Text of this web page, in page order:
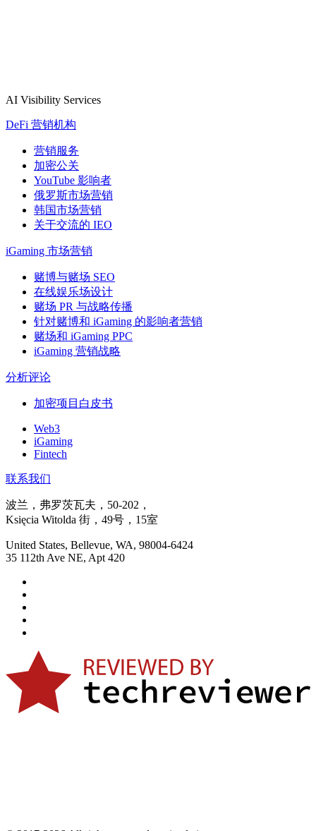
AI Visibility Services
DeFi 营销机构
营销服务
加密公关
YouTube 影响者
俄罗斯市场营销
韩国市场营销
关于交流的 IEO
iGaming 市场营销
赌博与赌场 SEO
在线娱乐场设计
赌场 PR 与战略传播
针对赌博和 iGaming 的影响者营销
赌场和 iGaming PPC
iGaming 营销战略
分析评论
加密项目白皮书
Web3
iGaming
Fintech
联系我们
波兰，弗罗茨瓦夫，50-202，
Księcia Witolda 街，49号，15室
United States, Bellevue, WA, 98004-6424
35 112th Ave NE, Apt 420